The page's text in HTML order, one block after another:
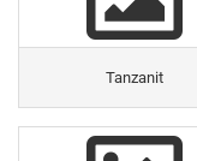
Tanzanit